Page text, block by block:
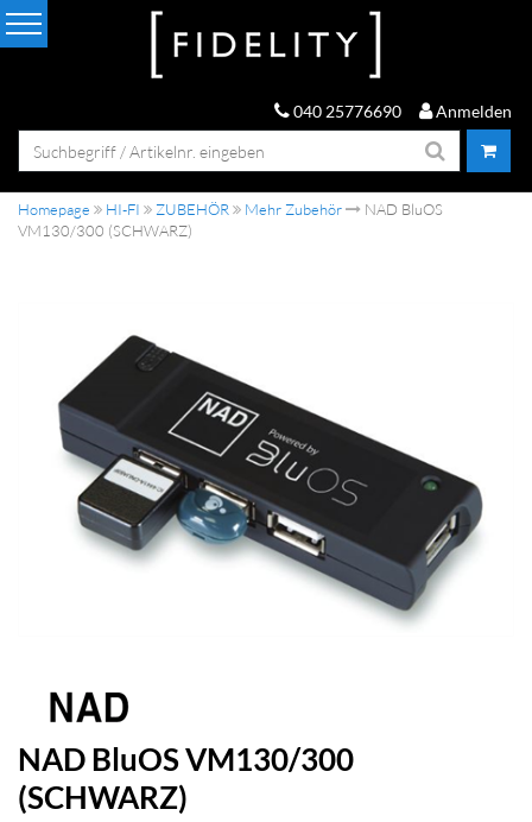
040 25776690 Anmelden
Homepage HI-FI ZUBEHÖR Mehr Zubehör
NAD BluOS
VM130/300 (SCHWARZ)
NAD BluOS VM130/300
(SCHWARZ)